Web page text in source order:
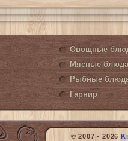
Овощные
Мясные блюда
Рыбные
Гарнир
© 2007 - 2026